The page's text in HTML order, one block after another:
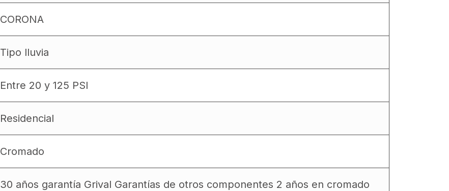
CORONA
Tipo lluvia
Entre 20 y 125 PSI
Residencial
Cromado
30 años garantía Grival Garantías de otros componentes 2 años en cromado